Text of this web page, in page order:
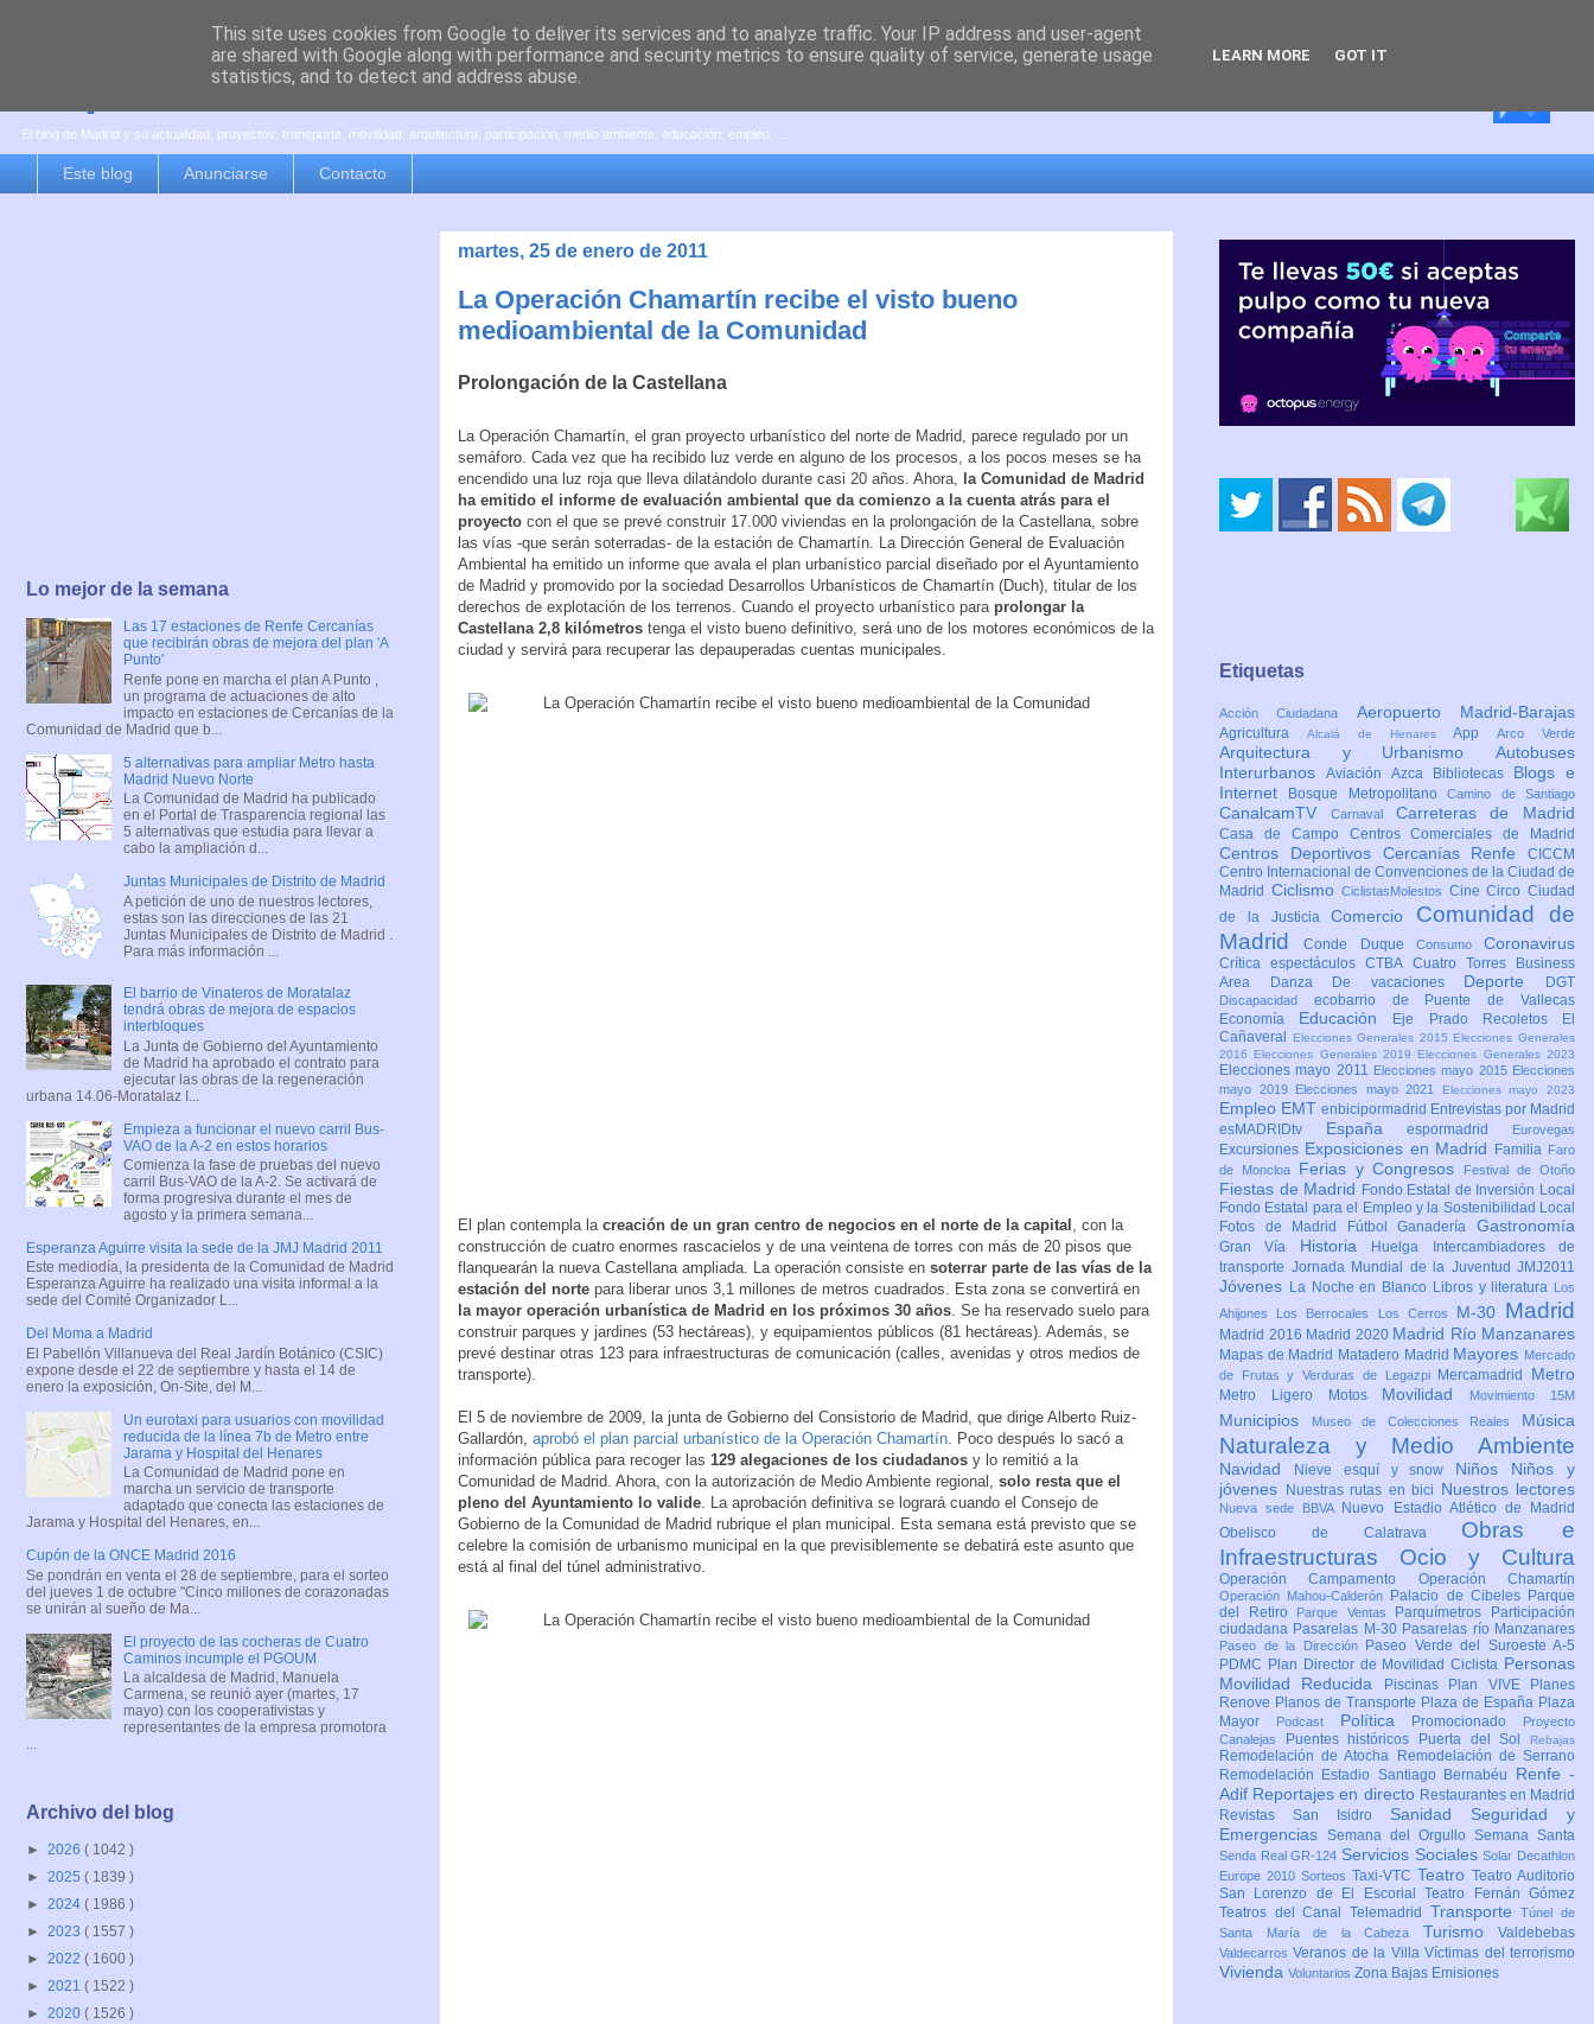
es por madrid
El blog de Madrid y su actualidad, proyectos, transporte, movilidad, arquitectura, participación, medio ambiente, educación, empleo, ...
Este blog Anunciarse Contacto
martes, 25 de enero de 2011
La Operación Chamartín recibe el visto bueno
medioambiental de la Comunidad
Prolongación de la Castellana
La Operación Chamartín, el gran proyecto urbanístico del norte de Madrid, parece regulado por un
semáforo. Cada vez que ha recibido luz verde en alguno de los procesos, a los pocos meses se ha
encendido una luz roja que lleva dilatándolo durante casi 20 años. Ahora, la Comunidad de Madrid
ha emitido el informe de evaluación ambiental que da comienzo a la cuenta atrás para el
proyecto con el que se prevé construir 17.000 viviendas en la prolongación de la Castellana, sobre
las vías -que serán soterradas- de la estación de Chamartín. La Dirección General de Evaluación
Ambiental ha emitido un informe que avala el plan urbanístico parcial diseñado por el Ayuntamiento
de Madrid y promovido por la sociedad Desarrollos Urbanísticos de Chamartín (Duch), titular de los
derechos de explotación de los terrenos. Cuando el proyecto urbanístico para prolongar la
Castellana 2,8 kilómetros tenga el visto bueno definitivo, será uno de los motores económicos de la
ciudad y servirá para recuperar las depauperadas cuentas municipales.
El plan contempla la creación de un gran centro de negocios en el norte de la capital , con la
construcción de cuatro enormes rascacielos y de una veintena de torres con más de 20 pisos que
flanquearán la nueva Castellana ampliada. La operación consiste en soterrar parte de las vías de la
estación del norte para liberar unos 3,1 millones de metros cuadrados. Esta zona se convertirá en
la mayor operación urbanística de Madrid en los próximos 30 años. Se ha reservado suelo para
construir parques y jardines (53 hectáreas), y equipamientos públicos (81 hectáreas). Además, se
prevé destinar otras 123 para infraestructuras de comunicación (calles, avenidas y otros medios de
transporte).
El 5 de noviembre de 2009, la junta de Gobierno del Consistorio de Madrid, que dirige Alberto Ruiz-
Gallardón, aprobó el plan parcial urbanístico de la Operación Chamartín. Poco después lo sacó a
información pública para recoger las 129 alegaciones de los ciudadanos y lo remitió a la
Comunidad de Madrid. Ahora, con la autorización de Medio Ambiente regional, solo resta que el
pleno del Ayuntamiento lo valide. La aprobación definitiva se logrará cuando el Consejo de
Gobierno de la Comunidad de Madrid rubrique el plan municipal. Esta semana está previsto que se
celebre la comisión de urbanismo municipal en la que previsiblemente se debatirá este asunto que
está al final del túnel administrativo.
Lo mejor de la semana
Las 17 estaciones de Renfe Cercanías
que recibirán obras de mejora del plan 'A
Punto'
Renfe pone en marcha el plan A Punto ,
un programa de actuaciones de alto
impacto en estaciones de Cercanías de la
Comunidad de Madrid que b...
5 alternativas para ampliar Metro hasta
Madrid Nuevo Norte
La Comunidad de Madrid ha publicado
en el Portal de Trasparencia regional las
5 alternativas que estudia para llevar a
cabo la ampliación d...
Juntas Municipales de Distrito de Madrid
A petición de uno de nuestros lectores,
estas son las direcciones de las 21
Juntas Municipales de Distrito de Madrid .
Para más información ...
El barrio de Vinateros de Moratalaz
tendrá obras de mejora de espacios
interbloques
La Junta de Gobierno del Ayuntamiento
de Madrid ha aprobado el contrato para
ejecutar las obras de la regeneración
urbana 14.06-Moratalaz I...
Empieza a funcionar el nuevo carril Bus-
VAO de la A-2 en estos horarios
Comienza la fase de pruebas del nuevo
carril Bus-VAO de la A-2. Se activará de
forma progresiva durante el mes de
agosto y la primera semana...
Esperanza Aguirre visita la sede de la JMJ Madrid 2011
Este mediodía, la presidenta de la Comunidad de Madrid
Esperanza Aguirre ha realizado una visita informal a la
sede del Comité Organizador L...
Del Moma a Madrid
El Pabellón Villanueva del Real Jardín Botánico (CSIC)
expone desde el 22 de septiembre y hasta el 14 de
enero la exposición, On-Site, del M...
Un eurotaxi para usuarios con movilidad
reducida de la línea 7b de Metro entre
Jarama y Hospital del Henares
La Comunidad de Madrid pone en
marcha un servicio de transporte
adaptado que conecta las estaciones de
Jarama y Hospital del Henares, en...
Cupón de la ONCE Madrid 2016
Se pondrán en venta el 28 de septiembre, para el sorteo
del jueves 1 de octubre "Cinco millones de corazonadas
se unirán al sueño de Ma...
El proyecto de las cocheras de Cuatro
Caminos incumple el PGOUM
La alcaldesa de Madrid, Manuela
Carmena, se reunió ayer (martes, 17
mayo) con los cooperativistas y
representantes de la empresa promotora
...
Archivo del blog
► 2026 ( 1042 )
► 2025 ( 1839 )
► 2024 ( 1986 )
► 2023 ( 1557 )
► 2022 ( 1600 )
► 2021 ( 1522 )
► 2020 ( 1526 )
Etiquetas
Acción Ciudadana Aeropuerto Madrid-Barajas
Agricultura Alcalá de HenaresAppArco Verde
Arquitectura y Urbanismo Autobuses
Interurbanos Aviación Azca Bibliotecas Blogs e
Internet
Bosque MetropolitanoCamino de Santiago
CanalcamTV Carnaval Carreteras de Madrid
Casa de Campo Centros Comerciales de Madrid
Centros Deportivos Cercanías Renfe CICCM
Centro Internacional de Convenciones de la Ciudad de
Madrid CiclismoCiclistasMolestos CineCircoCiudad
de la JusticiaComercio Comunidad de
MadridConde Duque Consumo Coronavirus
Crítica espectáculosCTBA Cuatro Torres Business
Area
Danza De vacaciones Deporte DGT
Discapacidad ecobarrio de Puente de Vallecas
Economía Educación Eje Prado Recoletos
El
Cañaveral
Elecciones Generales 2015 Elecciones Generales
2016 Elecciones Generales 2019 Elecciones Generales 2023
Elecciones mayo 2011 Elecciones mayo 2015 Elecciones
mayo 2019
Elecciones mayo 2021 Elecciones mayo 2023
Empleo EMT enbicipormadrid Entrevistas por Madrid
esMADRIDtv Españaespormadrid Eurovegas
Excursiones Exposiciones en Madrid Familia Faro
de Moncloa
Ferias y Congresos Festival de Otoño
Fiestas de Madrid Fondo Estatal de Inversión Local
Fondo Estatal para el Empleo y la Sostenibilidad Local
Fotos de Madrid
FútbolGanaderíaGastronomía
Gran Vía Historia Huelga
Intercambiadores de
transporte Jornada Mundial de la Juventud JMJ2011
Jóvenes La Noche en Blanco Libros y literatura
Los
Ahijones
Los Berrocales Los Cerros M-30 Madrid
Madrid 2016 Madrid 2020 Madrid Río Manzanares
Mapas de Madrid Matadero Madrid Mayores Mercado
de Frutas y Verduras de Legazpi
Mercamadrid Metro
Metro Ligero Motos Movilidad Movimiento 15M
Municipios Museo de Colecciones Reales Música
Naturaleza y Medio Ambiente
Navidad Nieve esquí y snow Niños Niños y
jóvenes
Nuestras rutas en bici Nuestros lectores
Nueva sede BBVA
Nuevo Estadio Atlético de Madrid
Obelisco de Calatrava Obras e
Infraestructuras Ocio y Cultura
Operación Campamento Operación Chamartín
Operación Mahou-Calderón Palacio de Cibeles Parque
del Retiro
Parque Ventas Parquímetros
Participación
ciudadana Pasarelas M-30 Pasarelas río Manzanares
Paseo de la Dirección
Paseo Verde del Suroeste A-5
PDMC Plan Director de Movilidad Ciclista Personas
Movilidad Reducida
Piscinas Plan VIVE
Planes
Renove Planos de Transporte Plaza de España Plaza
Mayor
Podcast Política Promocionado
Proyecto
Canalejas
Puentes históricos Puerta del Sol Rebajas
Remodelación de Atocha
Remodelación de Serrano
Remodelación Estadio Santiago Bernabéu Renfe -
Adif Reportajes en directo Restaurantes en Madrid
Revistas San Isidro Sanidad Seguridad y
Emergencias Semana del Orgullo Semana Santa
Senda Real GR-124 Servicios SocialesSolar Decathlon
Europe 2010 Sorteos Taxi-VTC Teatro Teatro Auditorio
San Lorenzo de El EscorialTeatro Fernán Gómez
Teatros del Canal Telemadrid TransporteTúnel de
Santa María de la Cabeza Turismo Valdebebas
ValdecarrosVeranos de la VillaVíctimas del terrorismo
Vivienda Voluntarios Zona Bajas Emisiones
This site uses cookies from Google to deliver its services and to analyze traffic. Your IP address and user-agent
are shared with Google along with performance and security metrics to ensure quality of service, generate usage
statistics, and to detect and address abuse.
LEARN MORE GOT IT